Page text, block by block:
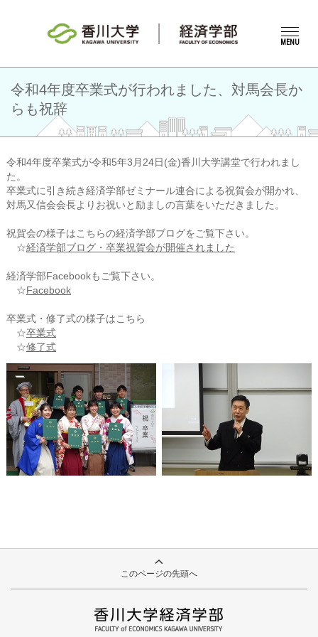
MENU
令和4年度卒業式が行われました、対馬会長か
らも祝辞
令和4年度卒業式が令和5年3月24日(金)香川大学講堂で行われまし
た。
卒業式に引き続き経済学部ゼミナール連合による祝賀会が開かれ、
対馬又信会会長よりお祝いと励ましの言葉をいただきました。
祝賀会の様子はこちらの経済学部ブログをご覧下さい。
☆経済学部ブログ・卒業祝賀会が開催されました
経済学部Facebookもご覧下さい。
☆Facebook
卒業式・修了式の様子はこちら
☆卒業式
☆修了式
このページの先頭へ